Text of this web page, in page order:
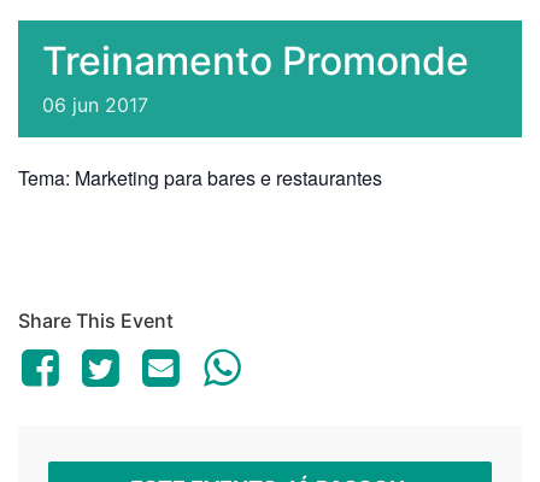
Treinamento Promonde
06 jun 2017
Tema: Marketing para bares e restaurantes
Share This Event